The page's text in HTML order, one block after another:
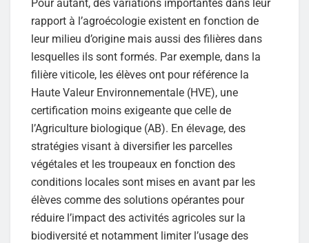
Pour autant, des variations importantes dans leur
rapport à l’agroécologie existent en fonction de
leur milieu d’origine mais aussi des filières dans
lesquelles ils sont formés. Par exemple, dans la
filière viticole, les élèves ont pour référence la
Haute Valeur Environnementale (HVE), une
certification moins exigeante que celle de
l’Agriculture biologique (AB). En élevage, des
stratégies visant à diversifier les parcelles
végétales et les troupeaux en fonction des
conditions locales sont mises en avant par les
élèves comme des solutions opérantes pour
réduire l’impact des activités agricoles sur la
biodiversité et notamment limiter l’usage des